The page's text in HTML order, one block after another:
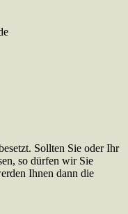
Sollten Sie oder Ihr
so dürfen wir Sie
Ihnen dann die